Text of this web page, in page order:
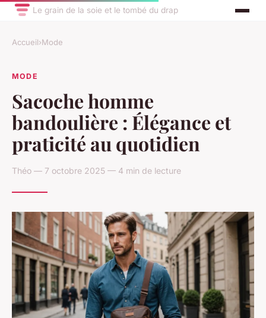
Le grain de la soie et le tombé du drap
Accueil›Mode
MODE
Sacoche homme
bandoulière : Élégance et
praticité au quotidien
Théo — 7 octobre 2025 — 4 min de lecture